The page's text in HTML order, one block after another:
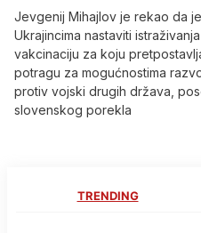
Jevgenij Mihajlov je rekao da
Ukrajincima nastaviti
vakcinaciju za koju
potragu za mogućnostima
protiv vojski drugih država,
slovenskog porekla
TRENDING